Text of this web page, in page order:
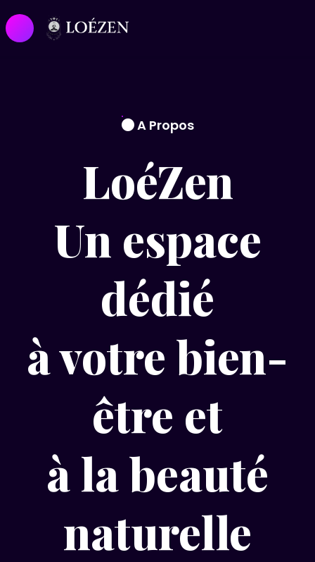
A Propos
LoéZen
Un espace
dédié
à votre bien-
être et
à la beauté
naturelle